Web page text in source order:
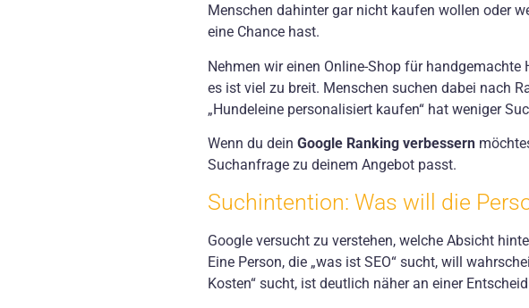
Menschen dahinter gar nicht kaufen wollen oder
eine Chance hast.
Nehmen wir einen Online-Shop für handgemachte
es ist viel zu breit. Menschen suchen dabei nach
„Hundeleine personalisiert kaufen“ hat weniger
Wenn du dein Google Ranking verbessern
Suchanfrage zu deinem Angebot passt.
Suchintention: Was will die
Google versucht zu verstehen, welche Absicht
Eine Person, die „was ist SEO“ sucht, will
Kosten“ sucht, ist deutlich näher an einer